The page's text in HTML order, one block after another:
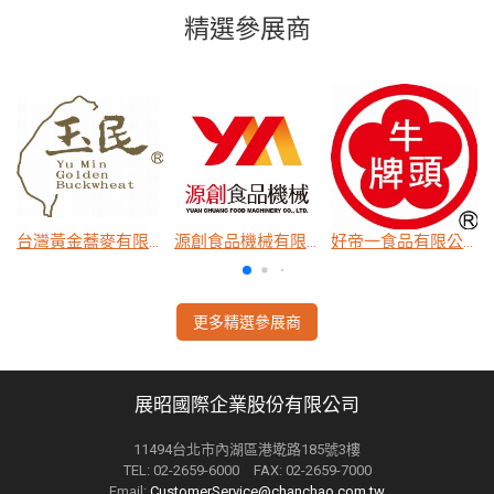
精選參展商
源創食品機械有限公司 好帝一食品有限公司 維聖發企業有限公司
更多精選參展商
展昭國際企業股份有限公司
11494台北市內湖區港墘路185號3樓
TEL: 02-2659-6000 FAX: 02-2659-7000
Email: CustomerService@chanchao.com.tw